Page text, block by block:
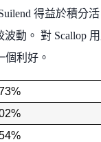
得益於積分活
動。 對 Scallop
個利好。